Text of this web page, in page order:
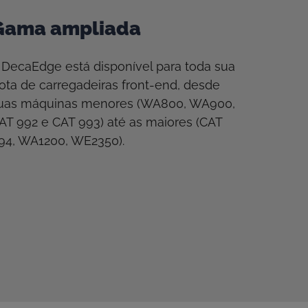
ampliada
DecaEdge está disponível para toda sua
de carregadeiras front-end, desde
máquinas menores (WA800, WA900,
992 e CAT 993) até as maiores (CAT
WA1200, WE2350).